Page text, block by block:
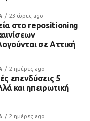
23 ώρες ago
στο repositioning
σε Αττική
2 ημέρες ago
επενδύσεις 5
και ηπειρωτική
2 ημέρες ago